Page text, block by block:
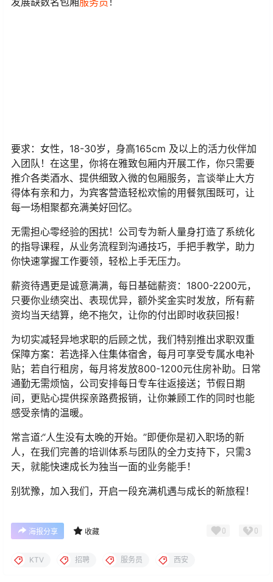
要求：女性，18-30岁，身高165cm 及以上的活力伙伴加
入团队！在这里，你将在雅致包厢内开展工作，你只需要
推介各类酒水、提供细致入微的包厢服务，言谈举止大方
得体有亲和力，为宾客营造轻松欢愉的用餐氛围既可，让
每一场相聚都充满美好回忆。
无需担心零经验的困扰！公司专为新人量身打造了系统化
的指导课程，从业务流程到沟通技巧，手把手教学，助力
你快速掌握工作要领，轻松上手无压力。
薪资待遇更是诚意满满，每日基础薪资：1800-2200元，
只要你业绩突出、表现优异，额外奖金实时发放，所有薪
资均当天结算，绝不拖欠，让你的付出即时收获回报！
为切实减轻异地求职的后顾之忧，我们特别推出求职双重
保障方案：若选择入住集体宿舍，每月可享受专属水电补
贴；若自行租房，每月将发放800-1200元住房补助。日常
通勤无需烦恼，公司安排每日专车往返接送；节假日期
间，更贴心提供探亲路费报销，让你兼顾工作的同时也能
感受亲情的温暖。
常言道:“人生没有太晚的开始。”即便你是初入职场的新
人，在我们完善的培训体系与团队的全力支持下，只需3
天，就能快速成长为独当一面的业务能手！
别犹豫，加入我们，开启一段充满机遇与成长的新旅程！
海报分享 收藏 0 0
KTV 招聘 服务员 西安